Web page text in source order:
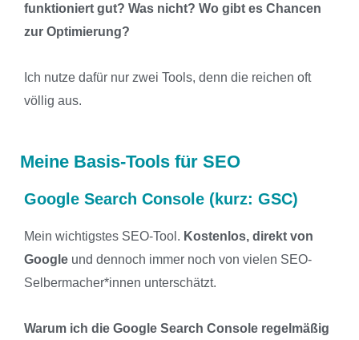
funktioniert gut? Was nicht? Wo gibt es Chancen
zur Optimierung?
Ich nutze dafür nur zwei Tools, denn die reichen oft
völlig aus.
Meine Basis-Tools für SEO
Google Search Console (kurz: GSC)
Mein wichtigstes SEO-Tool. Kostenlos, direkt von
Googleund dennoch immer noch von vielen SEO-
Selbermacher*innen unterschätzt.
Warum ich die Google Search Console regelmäßig